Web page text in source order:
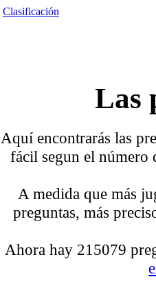
Clasificación
Las
Aquí encontrarás las
fácil segun el número
A medida que más
preguntas, más
Ahora hay 215079